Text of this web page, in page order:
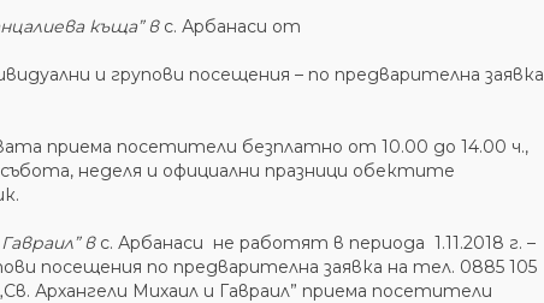
къща” вс. Арбанаси от
и групови посещения – по предварителна заявка
приема посетители безплатно от 10.00 до 14.00 ч.,
неделя и официални празници обектите
вс. Арбанаси не работят в периода 1.11.2018 г. –
посещения по предварителна заявка на тел. 0885 105
Архангели Михаил и Гавраил” приема посетители